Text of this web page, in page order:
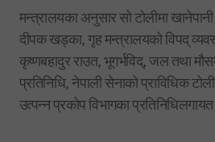
मन्त्रालयका अनुसार सो टोलीमा
दीपक खड्का, गृह मन्त्रालयको विपद्
कृष्णबहादुर राउत, भूगर्भविद्, जल तथा
प्रतिनिधि, नेपाली सेनाको प्राविधिक
उत्पन्न प्रकोप विभागका